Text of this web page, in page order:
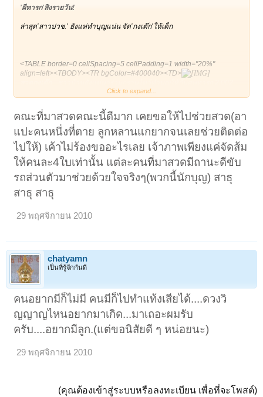
'ผีทารก'สิงรายวัน!
ล่าสุด'สาวปวช.' ยังแห่ทำบุญแน่น จัด'กงเต๊ก'ให้เด็ก
<TABLE border=0 cellSpacing=5 cellPadding=1 width="20%"
align=left><TBODY><TR bgColor=#400040><TD>
ศพ ที่วัดไผ่เงินกันเป็นจำนวนมาก ขณะที่ทางวัดจัดพิธีกรรมสวดกงเต๊ก เพื่อ
อีก เมื่อ 28 พ.ย.
</TD></TR></TBODY></TABLE>
ศพ เกิดเหตุผีเข้าอีกราย คราวนี้เป็นเด็กปวช. แม่บอกมักมีอาการเหมือนผี
เข้า ทุกครั้งที่เจอรูปปั้นกุมารหรือทวยเทพ ด้านสมัชชาสุขภาพแห่งชาติจัด
สัมมนาปัญหาท้องแล้วทำแท้งถึงวัด 'องอาจ' หนุนยกระดับปัญหา ด้าน
สมัชชาสุขภาพฯ เตรียมดันเป็นวาระแห่งชาติ
เมื่อเวลา 09.00 น. วันที่ 28 พ.ย. ที่วัดไผ่เงินโชตนาราม ถ.จันทน์ ซอยจันทน์
บรรยากาศภายหลังเมื่อวานที่ได้มีการทำบุญใหญ่ให้กับวิญญาณทารก
ศพ เพื่อส่งดวงวิญญาณทารกตามความเชื่อของชาวจีน อีกทั้งยังมีกลุ่ม
ประชาชนที่ใจบุญ ต่างเดินทางมากราบไหว้ เเล้วร่วมบริจาคเงินเเละซื้อ
เครื่องเซ่นไหว้ ไม่ว่าจะเป็นตุ๊กตา ของเล่นเด็ก เสื้อผ้าเด็ก ขนมเเละนมกล่อง
โดยเจ้าหน้าที่ได้ตั้งโต๊ะบูชาบริเวณด้านหน้าโกดังเก็บศพ
ผู้สื่อข่าวรายงานด้วยว่า ส่วนใหญ่ประชาชนที่มาต่างอธิษฐานจิตให้ดวง
วิญญาณทารกทั้ง 2,002 ศพ ได้ไปเกิดใหม่ในครอบครัวที่สมบูรณ์ พร้อมที่จะ
เลี้ยงดูพวกเขา บางส่วนก็มาขอโชคลาภถ้าได้ตามที่ต้องการก็จะนำเงินมา
ทำบุญให้ เรียกได้ว่าตั้งเเต่ช่วงเช้ามีประชาชนเดินทางมาที่วัดกันอย่างไม่
ขาดสาย เมื่อทุกคนได้ทำบุญให้กับดวงวิญญาณเด็กทั้งหมดเเล้ว กล่าวเป็น
เสียงเดียวกันว่ารู้สึกมีความสุขทั้งกายเเละใจ โดยจะกลับไปบอกต่อให้ญาติ
สวดส่งวิญญาณให้ทารก ซึ่งเป็นการสวดมนต์ชุดใหญ่ใช้เวลาประมาณ 5
ชั่วโมง ไม่มีการเรี่ยไรเงินจากชาวบ้านเพราะใช้งบประมาณของทีมงานและ
Click to expand...
คณะที่มาสวดคณะนี้ดีมาก เคยขอให้ไปช่วยสวด(อา
แปะคนหนึ่งที่ตาย ลูกหลานแกยากจนเลยช่วยติดต่อ
ไปให้) เค้าไม่ร้องขออะไรเลย เจ้าภาพเพียงแค่จัดส้ม
ให้คนละ4ใบเท่านั้น แต่ละคนที่มาสวดมีถานะดีขับ
รถส่วนตัวมาช่วยด้วยใจจริงๆ(พวกนี้นักบุญ) สาธุ
สาธุ สาธุ
29 พฤศจิกายน 2010
chatyamn
เป็นที่รู้จักกันดี
คนอยากมีก็ไม่มี คนมีก็ไปทำแท้งเสียได้....ดวงวิ
ญญาญไหนอยากมาเกิด...มาเถอะผมรับ
ครับ....อยากมีลูก.(แต่ขอนิสัยดี ๆ หน่อยนะ)
29 พฤศจิกายน 2010
(คุณต้องเข้าสู่ระบบหรือลงทะเบียน เพื่อที่จะโพสต์)